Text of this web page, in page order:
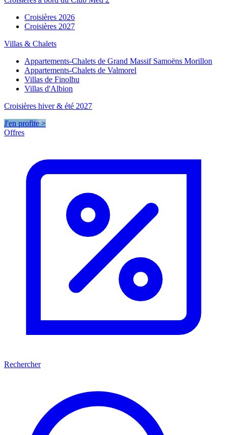
Croisières 2026
Croisières 2027
Villas & Chalets
Appartements-Chalets de Grand Massif Samoëns Morillon
Appartements-Chalets de Valmorel
Villas de Finolhu
Villas d'Albion
Croisières hiver & été 2027
J'en profite >
Offres
Rechercher